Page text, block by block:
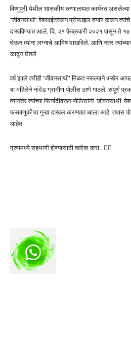
विष्णुपुरी येथील शासकीय रुग्णालयात कार्यरत असलेल्या
‘जीवनसाथी’ वेबसाईटवरून प्रोफाइल तयार करून
दाखविण्यात आले. दि. २१ फेब्रुवारी २०२१ पासून ते १४
घेऊन त्यांना लग्नाचे आमिष दाखविले. आणि नंतर
काढून घेतले.
वर्ष झाले तरीही ‘जीवनसाथी’ मिळत नसल्याने अखेर
या महिलेने नांदेड ग्रामीण पोलीस ठाणे गाठले. संपूर्ण
त्यानंतर त्यांच्या फिर्यादीवरून पोलिसांनी ‘जीवनसाथी’
फसवणुकीचा गुन्हा दाखल करण्यात आला आहे. तपास
आहेत.
ग्रुपमध्ये सहभागी होण्यासाठी क्लीक करा…👆🏻